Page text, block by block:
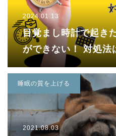
2024.01.13
目覚まし時計で起き
ができない！ 対処法
睡眠の質を上げる
2021.08.03